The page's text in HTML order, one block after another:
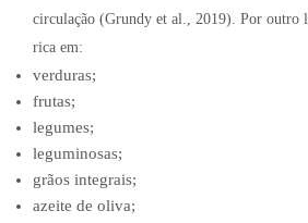
circulação (Grundy et al., 2019). Por outro
rica em:
verduras;
frutas;
legumes;
leguminosas;
grãos integrais;
azeite de oliva;